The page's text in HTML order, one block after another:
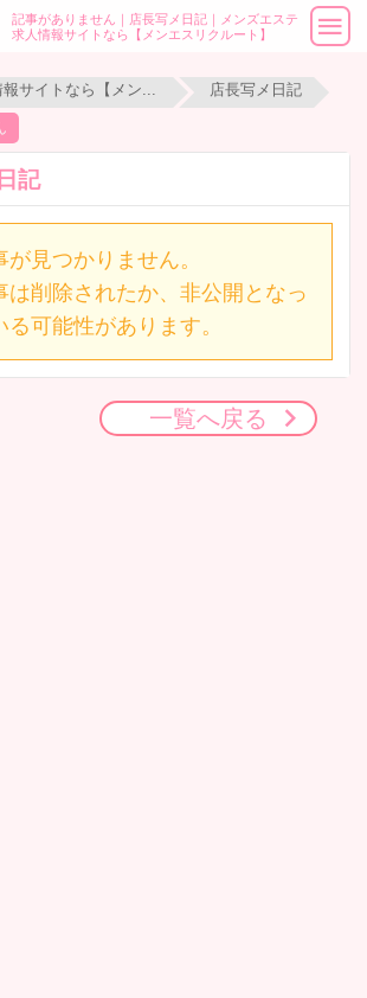
記事がありません｜店長写メ日記｜メンズエステ
求人情報サイトなら【メンエスリクルート】
店長写メ日記
記
が見つかりません。
は削除されたか、非公開となっ
る可能性があります。
一覧へ戻る